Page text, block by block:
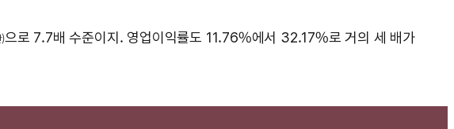
으로 7.7배 수준이지. 영업이익률도 11.76%에서 32.17%로 거의 세 배가